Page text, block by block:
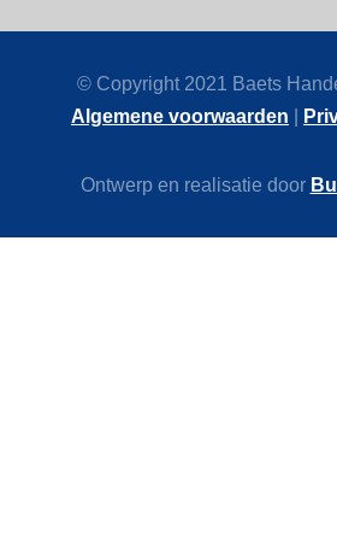
© Copyright 2021 Baets
Algemene voorwaarden
Ontwerp en realisatie door